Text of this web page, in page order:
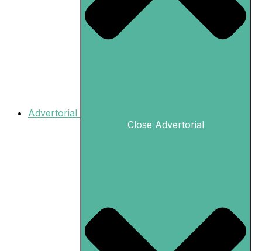
Advertorial
Close Advertorial